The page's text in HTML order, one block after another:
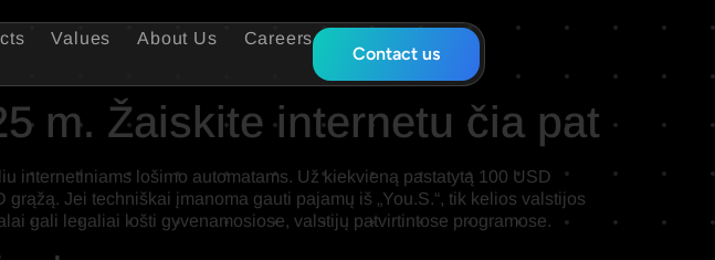
Values About Us Careers
Contact us
m. Žaiskite internetu čia pat
internetiniams lošimo automatams. Už kiekvieną pastatytą 100 USD
grąžą. Jei techniškai įmanoma gauti pajamų iš „You.S.“, tik kelios valstijos
gali legaliai lošti gyvenamosiose, valstijų patvirtintose programose.